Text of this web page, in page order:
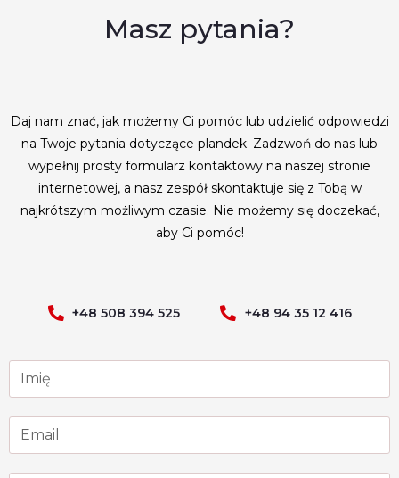
Masz pytania?
Daj nam znać, jak możemy Ci pomóc lub udzielić odpowiedzi
na Twoje pytania dotyczące plandek. Zadzwoń do nas lub
wypełnij prosty formularz kontaktowy na naszej stronie
internetowej, a nasz zespół skontaktuje się z Tobą w
najkrótszym możliwym czasie. Nie możemy się doczekać,
aby Ci pomóc!
+48 508 394 525 +48 94 35 12 416